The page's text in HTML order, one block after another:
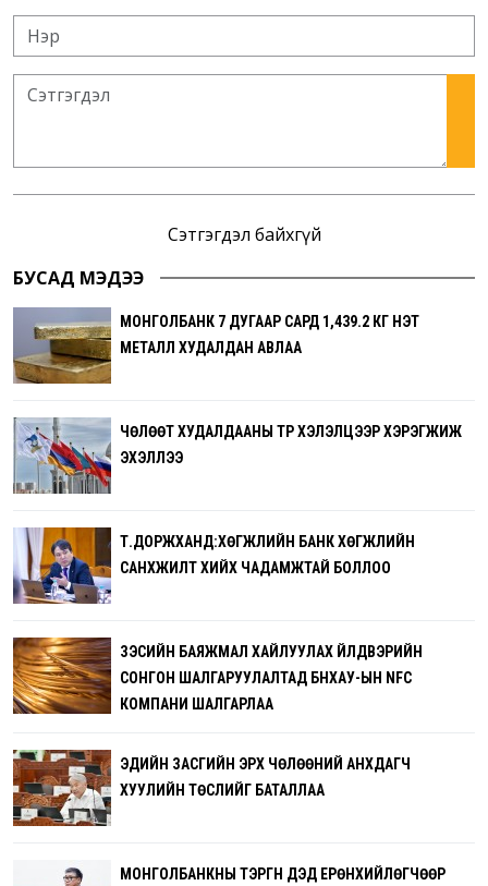
Сэтгэгдэл байхгүй
БУСАД МЭДЭЭ
МОНГОЛБАНК 7 ДУГААР САРД 1,439.2 КГ ҮНЭТ
МЕТАЛЛ ХУДАЛДАН АВЛАА
ЧӨЛӨӨТ ХУДАЛДААНЫ ТҮР ХЭЛЭЛЦЭЭР ХЭРЭГЖИЖ
ЭХЭЛЛЭЭ
Т.ДОРЖХАНД:ХӨГЖЛИЙН БАНК ХӨГЖЛИЙН
САНХҮҮЖИЛТ ХИЙХ ЧАДАМЖТАЙ БОЛЛОО
ЗЭСИЙН БАЯЖМАЛ ХАЙЛУУЛАХ ҮЙЛДВЭРИЙН
СОНГОН ШАЛГАРУУЛАЛТАД БНХАУ-ЫН NFC
КОМПАНИ ШАЛГАРЛАА
ЭДИЙН ЗАСГИЙН ЭРХ ЧӨЛӨӨНИЙ АНХДАГЧ
ХУУЛИЙН ТӨСЛИЙГ БАТАЛЛАА
МОНГОЛБАНКНЫ ТЭРГҮҮН ДЭД ЕРӨНХИЙЛӨГЧӨӨР